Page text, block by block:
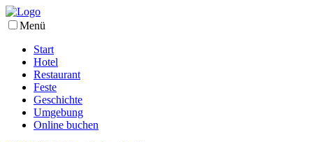
Menü
Start
Hotel
Restaurant
Feste
Geschichte
Umgebung
Online buchen